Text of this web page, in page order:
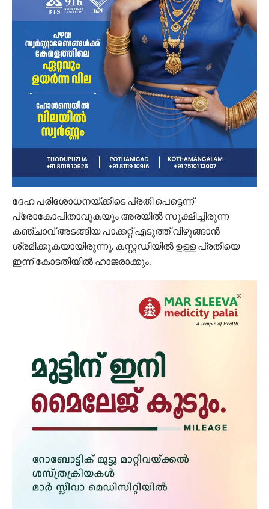
ദേഹ പരിശോധനയ്ക്കിടെ പ്രതി പെട്ടെന്ന്
പ്രോകോപിതാവുകയും അരയിൽ സൂക്ഷിച്ചിരുന്ന
കഞ്ചാവ് അടങ്ങിയ പാക്കറ്റ് എടുത്ത് വിഴുങ്ങാൻ
ശ്രമിക്കുകയായിരുന്നു. കസ്റ്റഡിയിൽ ഉള്ള പ്രതിയെ
ഇന്ന് കോടതിയിൽ ഹാജരാക്കും.